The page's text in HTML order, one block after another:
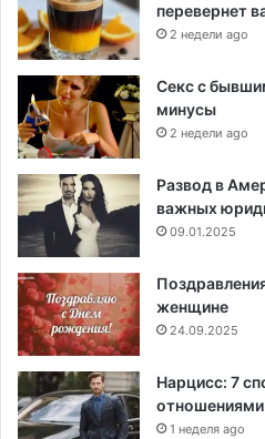
перевернет
2 недели ago
Секс с
минусы
2 недели ago
Развод в
важных
09.01.2025
женщине
24.09.2025
Нарцисс: 7
отношениями
1 неделя ago